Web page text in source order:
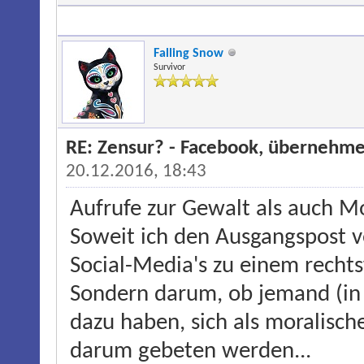
Falling Snow
Survivor
RE: Zensur? - Facebook,
20.12.2016, 18:43
Aufrufe zur Gewalt als auch
Soweit ich den Ausgangspost
Social-Media's zu einem
Sondern darum, ob jemand
dazu haben, sich als
darum gebeten werden...